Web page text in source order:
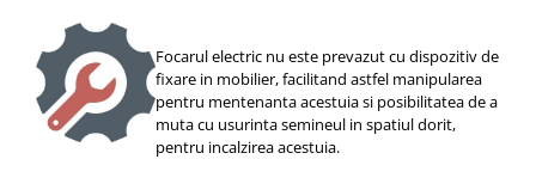
Focarul electric nu este prevazut cu dispozitiv de
fixare in mobilier, facilitand astfel manipularea
pentru mentenanta acestuia si posibilitatea de a
muta cu usurinta semineul in spatiul dorit,
pentru incalzirea acestuia.